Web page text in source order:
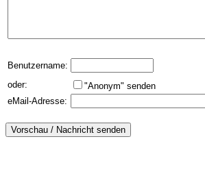
Benutzername:
oder:
"Anonym" senden
eMail-Adresse: